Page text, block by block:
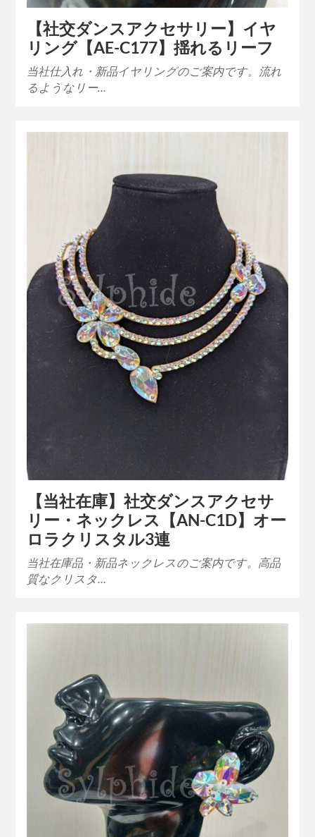
【社交ダンスアクセサリー】イヤ
リング【AE-C177】揺れるリーフ
当社仕入れ・新品イヤリングのご案内です。流れ
るようなリー…
【当社在庫】社交ダンスアクセサ
リー・ネックレス【AN-C1D】オー
ロラクリスタル3連
当社在庫品・新品ネックレスのご案内です。高品
質なクリスタ…